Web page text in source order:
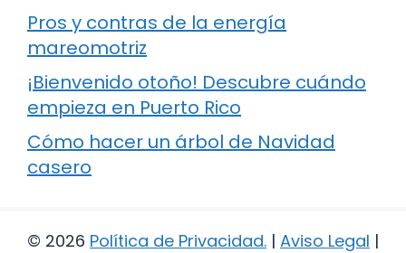
Pros y contras de la energía
mareomotriz
¡Bienvenido otoño! Descubre cuándo
empieza en Puerto Rico
Cómo hacer un árbol de Navidad
casero
© 2026 Política de Privacidad. | Aviso Legal |